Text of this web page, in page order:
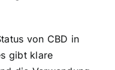
von CBD in
gibt klare